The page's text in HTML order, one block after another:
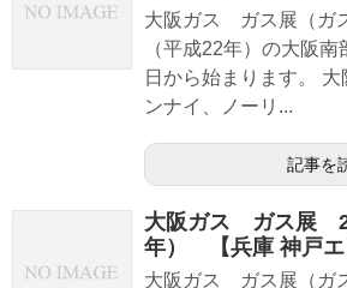
大阪ガス ガス展（ガ
（平成22年）の大阪
日から始まります。
ンナイ、ノーリ...
記事を
大阪ガス ガス展
年） 【兵庫 神戸エ
大阪ガス ガス展（ガ